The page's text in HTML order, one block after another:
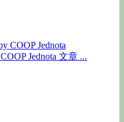
Jednota 文章 ...